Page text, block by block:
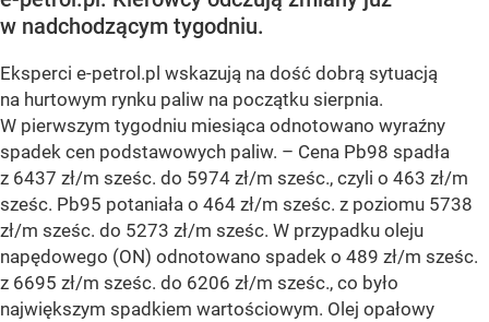
w nadchodzącym tygodniu.
Eksperci e-petrol.pl wskazują na dość dobrą sytuacją
na hurtowym rynku paliw na początku sierpnia.
W pierwszym tygodniu miesiąca odnotowano wyraźny
spadek cen podstawowych paliw. – Cena Pb98 spadła
z 6437 zł/m sześc. do 5974 zł/m sześc., czyli o 463 zł/m
sześc. Pb95 potaniała o 464 zł/m sześc. z poziomu 5738
zł/m sześc. do 5273 zł/m sześc. W przypadku oleju
napędowego (ON) odnotowano spadek o 489 zł/m sześc.
z 6695 zł/m sześc. do 6206 zł/m sześc., co było
największym spadkiem wartościowym. Olej opałowy